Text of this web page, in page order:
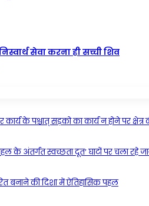
सेवा करना ही सच्ची शिव
कार्य के पश्चात् सड़को का कार्य न होने पर
के अंतर्गत स्वच्छता दूत’ घाटों पर चला रहे
बनाने की दिशा में ऐतिहासिक पहल